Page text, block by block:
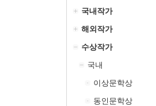
국내작가
해외작가
수상작가
국내
이상문학상
동인문학상